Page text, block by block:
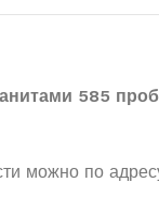
585
можно по